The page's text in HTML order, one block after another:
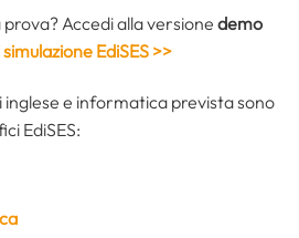
Accedi alla versione demo
EdiSES >>
e informatica prevista sono
EdiSES: